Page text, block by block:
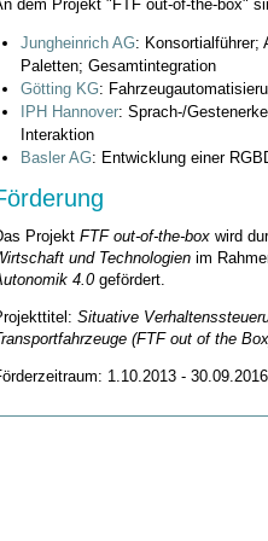
dem Projekt "FTF out-of-the-box"
Jungheinrich AG: Konsortialführer;
Paletten; Gesamtintegration
Götting KG:
IPH Hannover: Sprach-/
Interaktion
Basler AG: Entwicklung einer
Projekt FTF out-of-the-box wird
und Technologien im
4.0gefördert.
Situative
(FTF out of the
1.10.2013 - 30.09.2016